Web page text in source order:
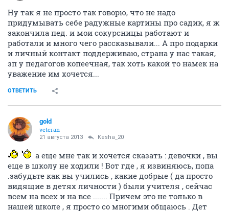
Ну так я не просто так говорю, что не надо
придумывать себе радужные картины про садик, я ж
закончила пед. и мои сокурсницы работают и
работали и много чего рассказывали... А про подарки
и личный контакт поддерживаю, страна у нас такая,
зп у педагогов копеечная, так хоть какой то намек на
уважение им хочется...
ОТВЕТИТЬ
gold
veteran
21 августа 2013 Kesha_20
а еще мне так и хочется сказать : девочки , вы
еще в школу не ходили ! Вот где , я извиняюсь, попа
.забудьте как вы учились , какие добрые ( да просто
видящие в детях личности ) были учителя , сейчас
всем на всех и на все ....... Причем это не только в
нашей школе , я просто со многими общаюсь . Дет